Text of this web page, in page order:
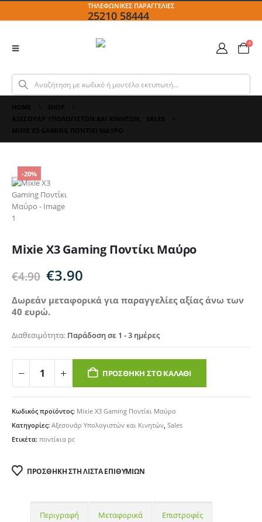
ΤΗΛΕΦΩΝΙΚΕΣ ΠΑΡΑΓΓΕΛΙΕΣ
25210 58444
0
-20%
Mixie X3 Gaming Ποντίκι Μαύρο
€4.90 Original
was:
€4.90.
€3.90
τιμή
€3.90.
Δωρεάν μεταφορικά για παραγγελίες αξίας άνω των
40 ευρώ.
Διαθεσιμότητα: Παράδοση σε 1 - 3 ημέρες
ΠΡΟΣΘΉΚΗ ΣΤΟ ΚΑΛΆΘΙ
Κωδικός προϊόντος: Mixie X3 Gaming Ποντίκι Μαύρο
Κατηγορίες: Αξεσουάρ Υπολογιστών και Κινητών Sales
Ετικέτα: ποντίκια pc
ΠΡΟΣΘΉΚΗ ΣΤΗ ΛΊΣΤΑ ΕΠΙΘΥΜΙΏΝ
Περιγραφή Μεταφορικά Επιστροφές